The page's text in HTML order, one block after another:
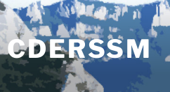
CDERSSM